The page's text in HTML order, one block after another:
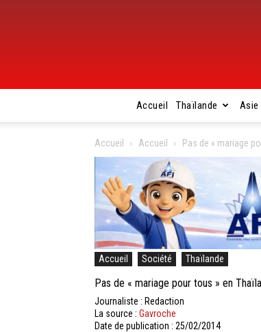
Accueil Thaïlande Asie
Accueil Accueil Pas de « mariage
Accueil Société Thaïlande
Pas de « mariage pour tous » en
Journaliste : Redaction
La source : Gavroche
Date de publication : 25/02/2014